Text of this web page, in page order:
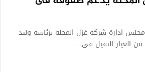
ادارة شركة غزل المحلة برئاسة وليد
العيار الثقيل فى…